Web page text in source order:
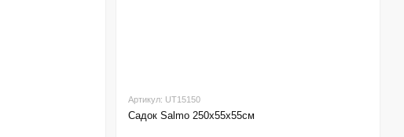
Артикул: UT15150
Садок Salmo 250х55х55см